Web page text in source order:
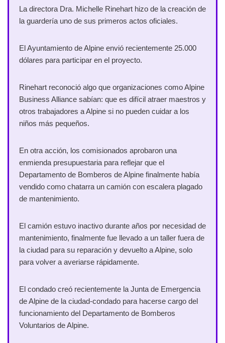
La directora Dra. Michelle Rinehart hizo de la creación de
la guardería uno de sus primeros actos oficiales.
El Ayuntamiento de Alpine envió recientemente 25.000
dólares para participar en el proyecto.
Rinehart reconoció algo que organizaciones como Alpine
Business Alliance sabían: que es difícil atraer maestros y
otros trabajadores a Alpine si no pueden cuidar a los
niños más pequeños.
En otra acción, los comisionados aprobaron una
enmienda presupuestaria para reflejar que el
Departamento de Bomberos de Alpine finalmente había
vendido como chatarra un camión con escalera plagado
de mantenimiento.
El camión estuvo inactivo durante años por necesidad de
mantenimiento, finalmente fue llevado a un taller fuera de
la ciudad para su reparación y devuelto a Alpine, solo
para volver a averiarse rápidamente.
El condado creó recientemente la Junta de Emergencia
de Alpine de la ciudad-condado para hacerse cargo del
funcionamiento del Departamento de Bomberos
Voluntarios de Alpine.